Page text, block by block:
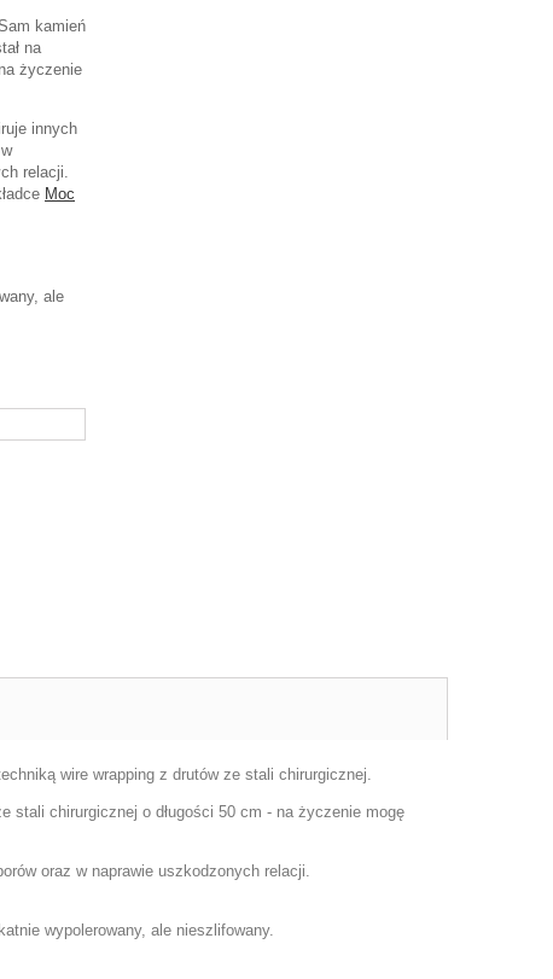
kamień
na
życzenie
innych
relacji.
Moc
ale
wire wrapping z drutów ze stali chirurgicznej.
stali chirurgicznej o długości 50 cm - na życzenie mogę
oraz w naprawie uszkodzonych relacji.
wypolerowany, ale nieszlifowany.